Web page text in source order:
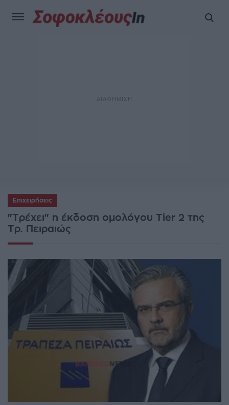
Επιχειρήσεις
"Τρέχει" η έκδοση ομολόγου Tier 2 της
Τρ. Πειραιώς